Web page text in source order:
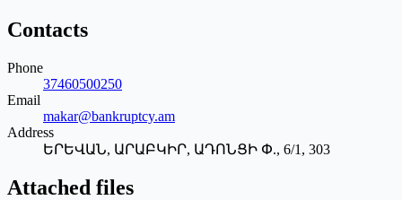
Contacts
Phone
37460500250
Email
makar@bankruptcy.am
Address
ԵՐԵՎԱՆ, ԱՐԱԲԿԻՐ, ԱԴՈՆՑԻ Փ., 6/1, 303
Attached files